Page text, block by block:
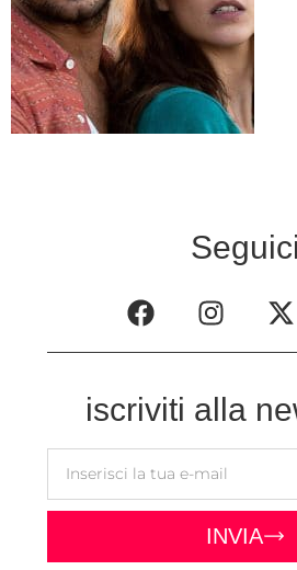
Seguici
iscriviti alla
INVIA